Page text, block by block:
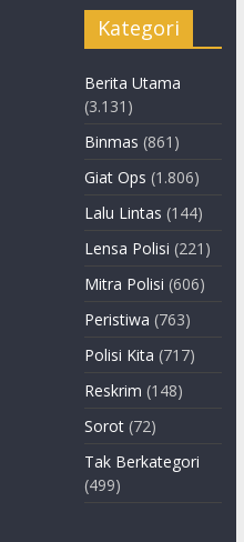
Kategori
Berita Utama
(3.131)
Binmas (861)
Giat Ops (1.806)
Lalu Lintas (144)
Lensa Polisi (221)
Mitra Polisi (606)
Peristiwa (763)
Polisi Kita (717)
Reskrim (148)
Sorot (72)
Tak Berkategori
(499)